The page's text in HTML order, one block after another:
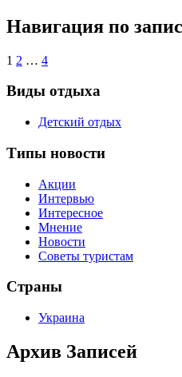
Навигация по
1 2 … 4
Виды отдыха
Детский отдых
Типы новости
Акции
Интервью
Интересное
Мнение
Новости
Советы туристам
Страны
Украина
Архив Записей